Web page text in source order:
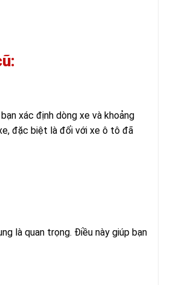
xác định dòng xe và khoảng
đặc biệt là đối với xe ô tô đã
là quan trọng. Điều này giúp bạn